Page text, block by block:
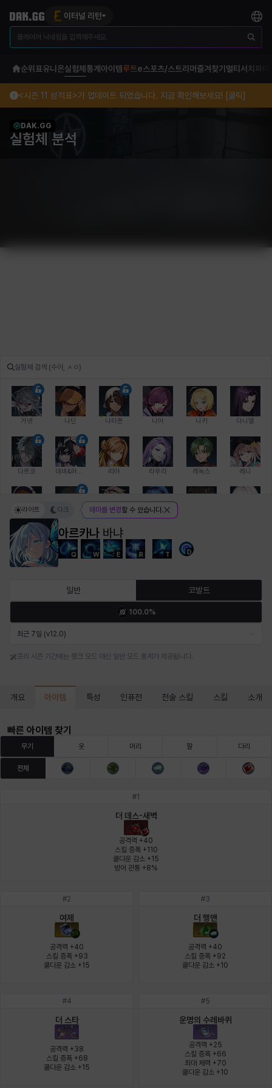
이터널 리턴
순위표유니온실험체 통계 아이템루트e스포츠/스트리머 즐겨찾기 멀티서치 파티
<시즌 11 성적표>가 업데이트 되었습니다. 지금 확인해보세요! [클릭]
DAK.GG
실험체 분석
가넷 나딘 나타폰 니아 니키 다니엘
다르코 띠아 라우라 레녹스 레니
레온 루크 르노어
바바라 버니스 블레어 비앙카 비형 샬럿
아야 아이솔 아이작 알렉스 알론소 얀
에키온 엘레나
유스티나 유키
이안 재키
크레이버 타지아
펠릭스 피올로
아르카나 바냐
Q W E R T D
라이트 다크 테마를 변경할 수 있습니다.
일반 코발트
100.0%
최근 7일 (v12.0)
프리 시즌 기간에는 랭크 모드 대신 일반 모드 통계가 제공됩니다.
개요 아이템 특성 인퓨전 전술 스킬 스킬 소개
빠른 아이템 찾기
무기 옷 머리 팔 다리
전체
#1
더 데스-새벽
공격력 +40
스킬 증폭 +110
쿨다운 감소 +15
방어 관통 +8%
#2
여제
공격력 +40
스킬 증폭 +93
쿨다운 감소 +15
#3
더 행맨
공격력 +40
스킬 증폭 +92
쿨다운 감소 +10
#4
더 스타
공격력 +38
스킬 증폭 +68
쿨다운 감소 +15
#5
운명의 수레바퀴
공격력 +25
스킬 증폭 +66
최대 체력 +70
쿨다운 감소 +10